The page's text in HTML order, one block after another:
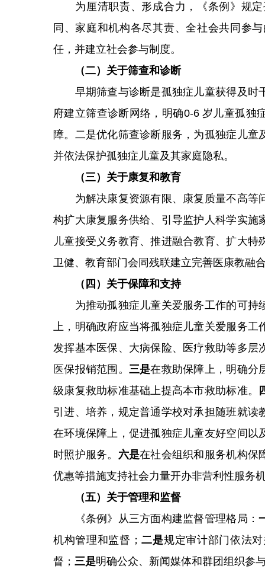
为厘清职责、形成合力，《条例》规定
同、家庭和机构各尽其责、全社会共同参
任，并建立社会参与制度。
（二）关于筛查和诊断
早期筛查与诊断是孤独症儿童获得及时
府建立筛查诊断网络，明确0-6 岁儿童孤独
障。二是优化筛查诊断服务，为孤独症儿
并依法保护孤独症儿童及其家庭隐私。
（三）关于康复和教育
为解决康复资源有限、康复质量不高等
构扩大康复服务供给、引导监护人科学实
儿童接受义务教育、推进融合教育、扩大
卫健、教育部门会同残联建立完善医康教融
（四）关于保障和支持
为推动孤独症儿童关爱服务工作的可持
上，明确政府应当将孤独症儿童关爱服务工
发挥基本医保、大病保险、医疗救助等多
医保报销范围。 三是在救助保障上，明确分
级康复救助标准基础上提高本市救助标准。
引进、培养，规定普通学校对承担随班就
在环境保障上，促进孤独症儿童友好空间
时照护服务。 六是在社会组织和服务机构保
优惠等措施支持社会力量开办非营利性服务
（五）关于管理和监督
《条例》从三方面构建监督管理格局：
机构管理和监督； 二是规定审计部门依法
督； 三是明确公众、新闻媒体和群团组织参